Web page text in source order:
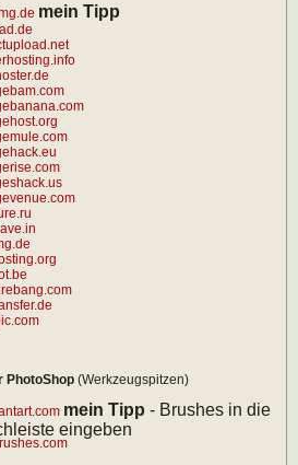
mein Tipp
PhotoShop(Werkzeugspitzen)
mein Tipp - Brushes in die
eingeben